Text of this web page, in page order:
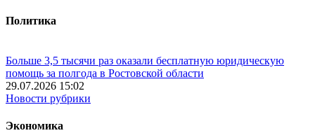
Политика
Больше 3,5 тысячи раз оказали бесплатную юридическую
помощь за полгода в Ростовской области
29.07.2026 15:02
Новости рубрики
Экономика